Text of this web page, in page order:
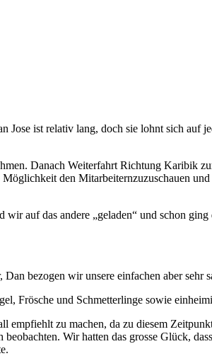
ist relativ lang, doch sie lohnt sich auf
Danach Weiterfahrt Richtung Karibik
den Mitarbeiternzuzuschauen
auf das andere „geladen“ und schon
bezogen wir unsere einfachen aber sehr
Frösche und Schmetterlinge sowie
zu machen, da zu diesem
Wir hatten das grosse Glück,